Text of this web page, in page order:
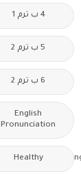
4 ب ترم 1
5 ب ترم 2
6 ب ترم 2
English
Pronunciation
Healthy